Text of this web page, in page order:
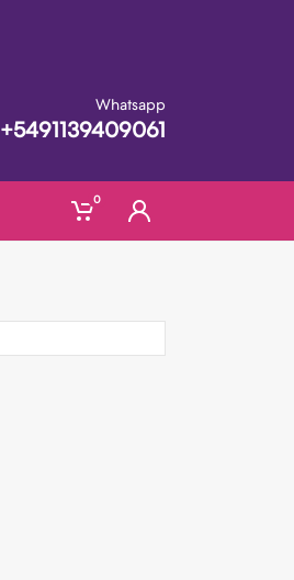
Whatsapp
+5491139409061
0